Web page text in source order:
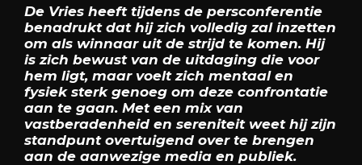
De Vries heeft tijdens de persconferentie
benadrukt dat hij zich volledig zal inzetten
om als winnaar uit de strijd te komen. Hij
is zich bewust van de uitdaging die voor
hem ligt, maar voelt zich mentaal en
fysiek sterk genoeg om deze confrontatie
aan te gaan. Met een mix van
vastberadenheid en sereniteit weet hij zijn
standpunt overtuigend over te brengen
aan de aanwezige media en publiek.